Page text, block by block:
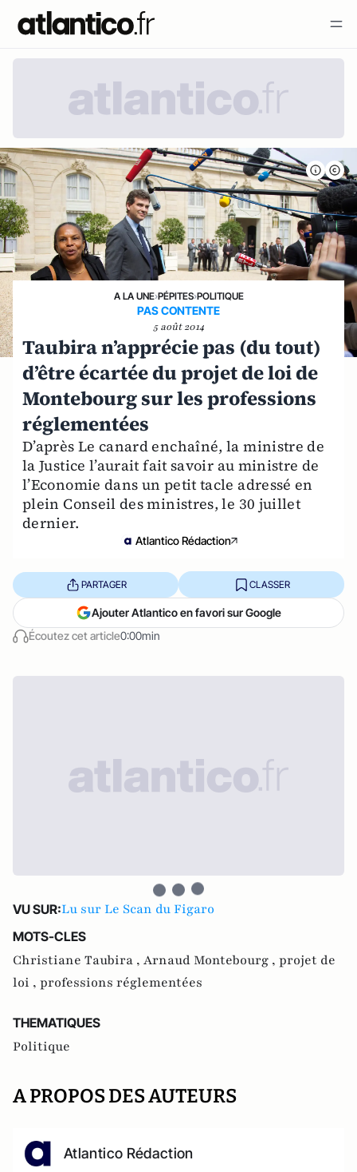
A LA UNE›PÉPITES›POLITIQUE
PAS CONTENTE
5 août 2014
Taubira n’apprécie pas (du tout)
d’être écartée du projet de loi de
Montebourg sur les professions
réglementées
D’après Le canard enchaîné, la ministre de
la Justice l’aurait fait savoir au ministre de
l’Economie dans un petit tacle adressé en
plein Conseil des ministres, le 30 juillet
dernier.
Atlantico Rédaction
Écoutez cet article0:00min
PARTAGER CLASSER
Ajouter Atlantico en favori sur Google
VU SUR:Lu sur Le Scan du Figaro
MOTS-CLES
Christiane Taubira , Arnaud Montebourg , projet de
loi , professions réglementées
THEMATIQUES
Politique
A PROPOS DES AUTEURS
Atlantico Rédaction